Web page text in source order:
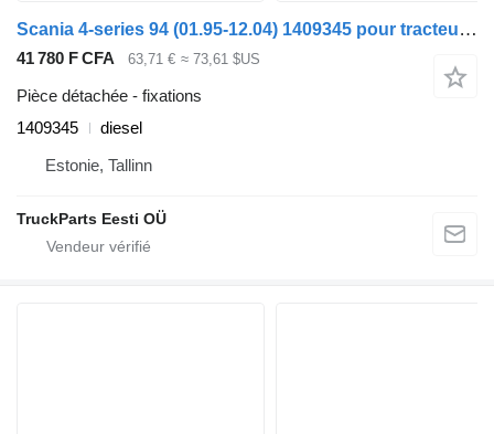
Scania 4-series 94 (01.95-12.04) 1409345 pour tracteur routier Scania 4-series (1995-2006)
41 780 F CFA 63,71 € ≈ 73,61 $US
Pièce détachée - fixations
1409345
diesel
Estonie, Tallinn
TruckParts Eesti OÜ